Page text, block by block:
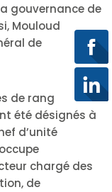
gouvernance de
Mouloud
de
de rang
été désignés à
d’unité
chargé des
de